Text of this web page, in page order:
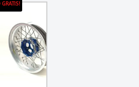
GRATIS!